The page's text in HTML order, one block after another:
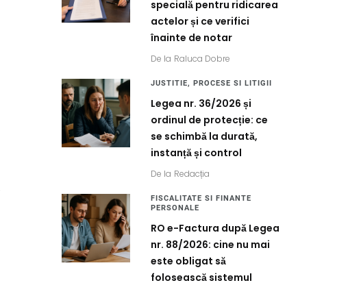
specială pentru ridicarea
actelor și ce verifici
înainte de notar
De la Raluca Dobre
JUSTITIE, PROCESE SI LITIGII
Legea nr. 36/2026 și
ordinul de protecție: ce
se schimbă la durată,
instanță și control
De la Redacția
FISCALITATE SI FINANTE
PERSONALE
RO e-Factura după Legea
nr. 88/2026: cine nu mai
este obligat să
folosească sistemul